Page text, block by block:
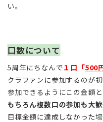
い。
口数について
5周年にちなんで １口「500
クラファンに参加するのが
参加できるようにこの金額と
もちろん複数口の参加も大歓
目標金額に達成しなかった